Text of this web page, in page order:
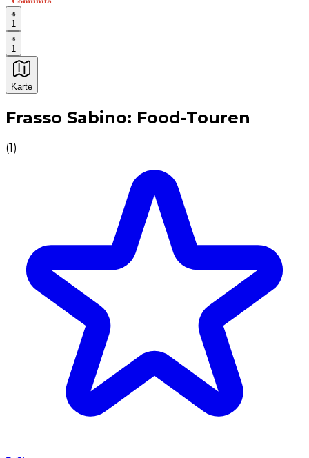
1
1
Karte
Unvergessliche kulinarische Erlebnisse:
Frasso Sabino: Food-Touren
(1)